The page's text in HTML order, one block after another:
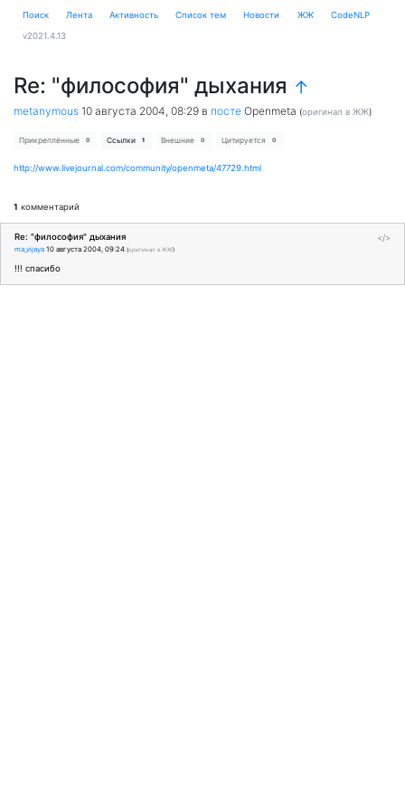
Поиск Лента Активность Cписок тем Новости ЖЖ CodeNLP
v2021.4.13
Re: "философия" дыхания ↑
metanymous 10 августа 2004, 08:29 в посте Openmeta (оригинал в ЖЖ)
Прикреплённые 0 Ссылки 1 Внешние 0 Цитируется 0
http://www.livejournal.com/community/openmeta/47729.html
1 комментарий
</>
Re: "философия" дыхания
ma_vijaya 10 августа 2004, 09:24 (оригинал в ЖЖ)
!!! спасибо